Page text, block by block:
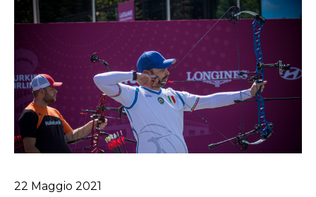
22 Maggio 2021